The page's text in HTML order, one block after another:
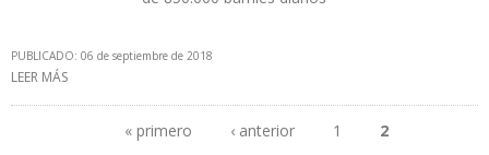
PUBLICADO: 06 de septiembre de 2018
LEER MÁS
« primero ‹ anterior 1 2